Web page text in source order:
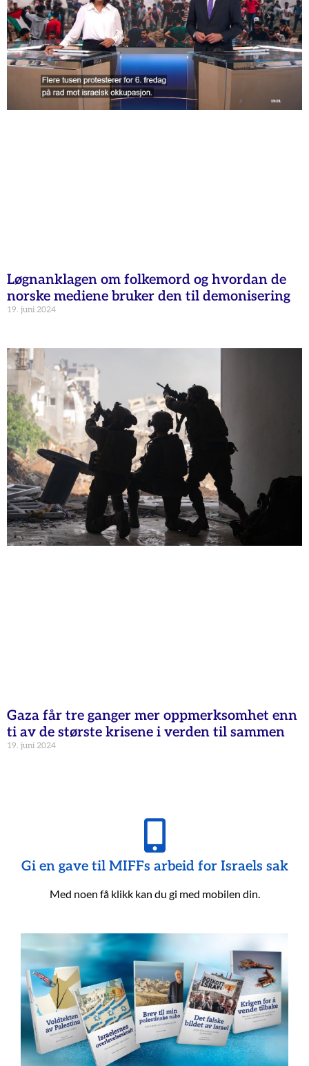
Løgnanklagen om folkemord og hvordan de
norske mediene bruker den til demonisering
19. juni 2024
Gaza får tre ganger mer oppmerksomhet enn
ti av de største krisene i verden til sammen
19. juni 2024
Gi en gave til MIFFs arbeid for Israels sak
Med noen få klikk kan du gi med mobilen din.